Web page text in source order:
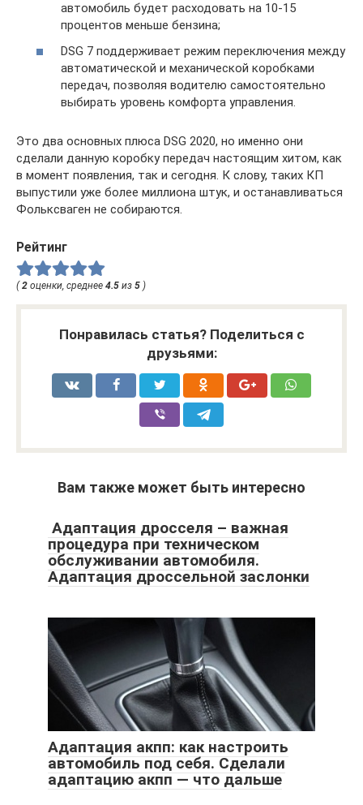
автомобиль будет расходовать на 10-15
процентов меньше бензина;
DSG 7 поддерживает режим переключения между
автоматической и механической коробками
передач, позволяя водителю самостоятельно
выбирать уровень комфорта управления.
Это два основных плюса DSG 2020, но именно они
сделали данную коробку передач настоящим хитом, как
в момент появления, так и сегодня. К слову, таких КП
выпустили уже более миллиона штук, и останавливаться
Фольксваген не собираются.
Рейтинг
(2 оценки, среднее 4.5 из 5 )
Понравилась статья? Поделиться с
друзьями:
Вам также может быть интересно
Адаптация дросселя – важная
процедура при техническом
обслуживании автомобиля.
Адаптация дроссельной заслонки
Адаптация акпп: как настроить
автомобиль под себя. Сделали
адаптацию акпп — что дальше